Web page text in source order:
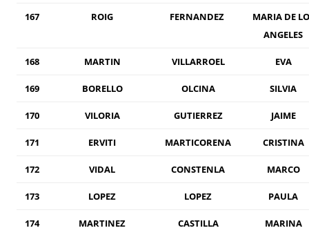
167 ROIG FERNANDEZ
MARIA DE
ANGELES
168 MARTIN VILLARROEL EVA
169 BORELLO OLCINA SILVIA
170 VILORIA GUTIERREZ JAIME
171 ERVITI MARTICORENA CRISTINA
172 VIDAL CONSTENLA MARCO
173 LOPEZ LOPEZ PAULA
174 MARTINEZ CASTILLA MARINA